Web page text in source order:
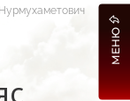
МЕНЮ